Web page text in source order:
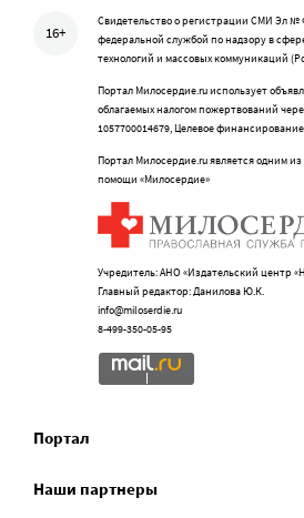
16+
Свидетельство о регистрации СМИ Эл №
федеральной службой по надзору в
технологий и массовых коммуникаций
Портал Милосердие.ru использует
облагаемых налогом пожертвований
1057700014679, Целевое финансирование
Портал Милосердие.ru является одним
помощи «Милосердие»
Учредитель: АНО «Издательский центр
Главный редактор: Данилова Ю.К.
info@miloserdie.ru
8-499-350-05-95
Портал
Наши партнеры